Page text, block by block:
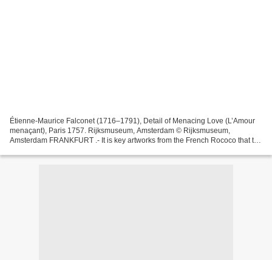
Étienne-Maurice Falconet (1716–1791), Detail of Menacing Love (L’Amour
menaçant), Paris 1757. Rijksmuseum, Amsterdam © Rijksmuseum,
Amsterdam FRANKFURT .- It is key artworks from the French Rococo that the